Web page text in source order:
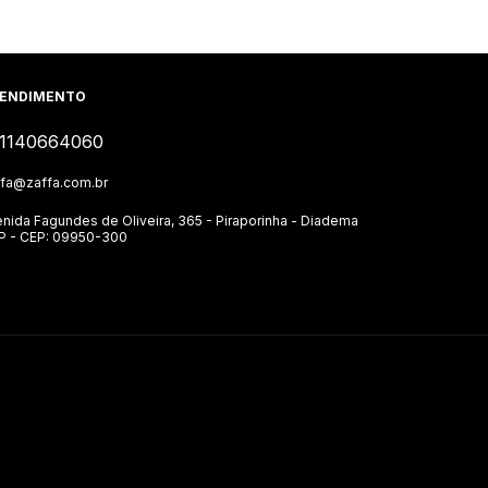
Fagundes de Oliveira, 365 - Piraporinha - Diadema
- CEP: 09950-300